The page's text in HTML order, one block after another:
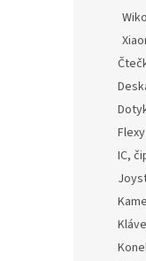
Wiko
IC,